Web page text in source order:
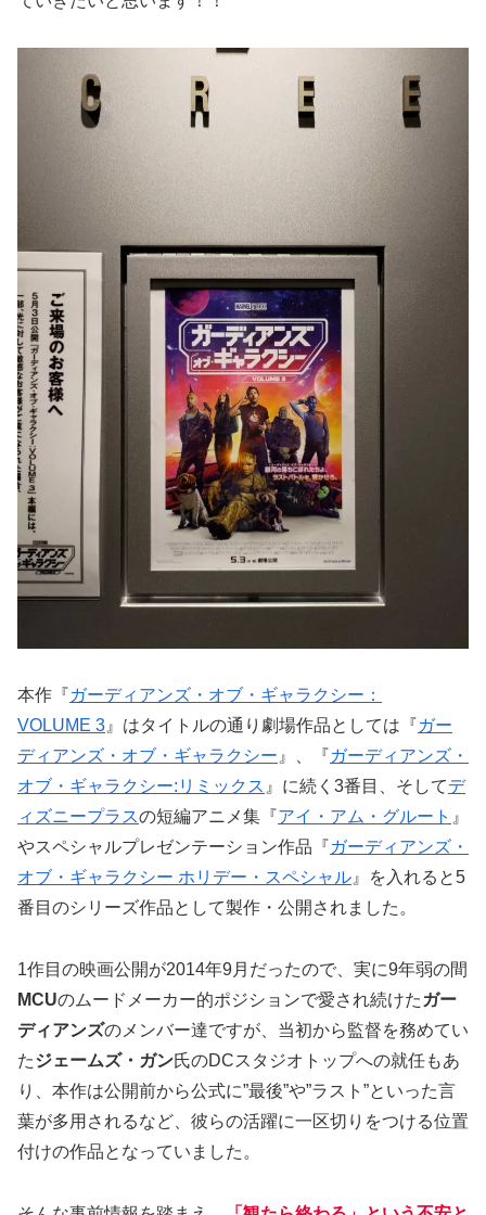
本作『ガーディアンズ・オブ・ギャラクシー：
VOLUME 3 』はタイトルの通り劇場作品としては『ガー
ディアンズ・オブ・ギャラクシー 』、『ガーディアンズ・
オブ・ギャラクシー:リミックス 』に続く3番目、そしてデ
ィズニープラスの短編アニメ集『アイ・アム・グルート 』
やスペシャルプレゼンテーション作品『ガーディアンズ・
オブ・ギャラクシー ホリデー・スペシャル 』を入れると5
番目のシリーズ作品として製作・公開されました。
1作目の映画公開が2014年9月だったので、実に9年弱の間
MCUのムードメーカー的ポジションで愛され続けた ガー
ディアンズのメンバー達ですが、当初から監督を務めてい
たジェームズ・ガン氏のDCスタジオトップへの就任もあ
り、本作は公開前から公式に”最後”や”ラスト”といった言
葉が多用されるなど、彼らの活躍に一区切りをつける位置
付けの作品となっていました。